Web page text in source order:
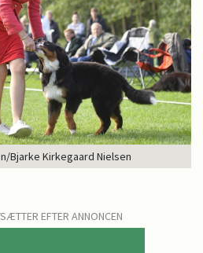
Bjarke Kirkegaard Nielsen
EFTER ANNONCEN